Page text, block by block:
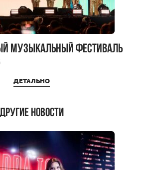
музыкальный фестиваль
ДЕТАЛЬНО
Другие новости